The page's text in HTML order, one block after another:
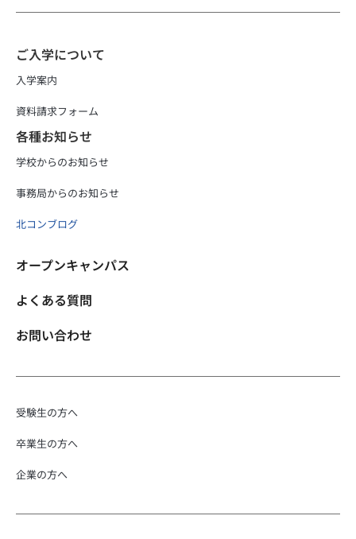
ご入学について
入学案内
資料請求フォーム
各種お知らせ
学校からのお知らせ
事務局からのお知らせ
北コンブログ
オープンキャンパス
よくある質問
お問い合わせ
受験生の方へ
卒業生の方へ
企業の方へ